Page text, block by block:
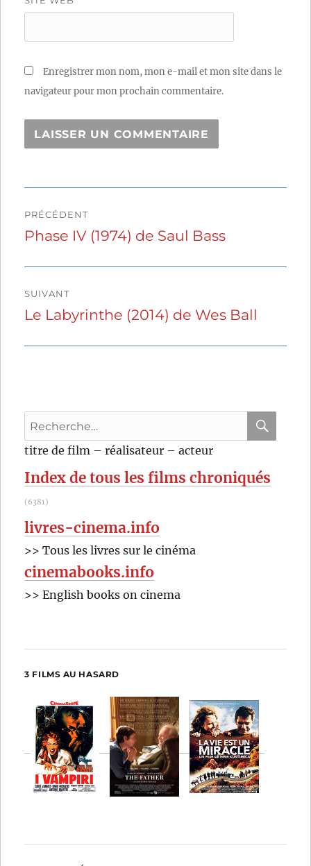
Enregistrer mon nom, mon e-mail et mon site dans le
navigateur pour mon prochain commentaire.
de
PRÉCÉDENT
Publication
Phase IV (1974) de Saul Bass
SUIVANT
Publication
Le Labyrinthe (2014) de Wes Ball
Recherche
pour
titre de film – réalisateur – acteur
Index de tous les films chroniqués
(6381)
livres-cinema.info
>> Tous les livres sur le cinéma
cinemabooks.info
>> English books on cinema
3 FILMS AU HASARD